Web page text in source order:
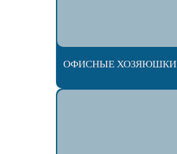
ОФИСНЫЕ ХОЗЯЮШКИ